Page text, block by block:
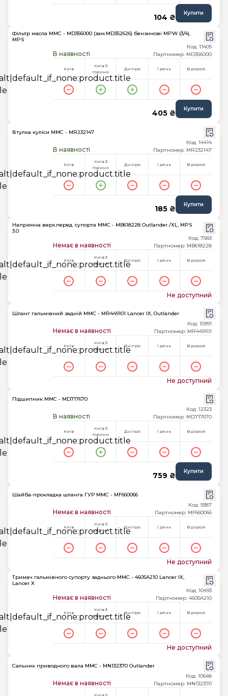
104 ₴ Купити
Фільтр масла MMC - MD356000 (зам.MD352626) бензинові MPW (3/4),
MPS
В наявності
Код: 11405
Партномер: MD356000
Київ
Київ 3
години
Дніпро 1 день В дорозі
405 ₴ Купити
Втулка куліси MMC - MR232147
В наявності
Код: 14414
Партномер: MR232147
Київ
Київ 3
години
Дніпро 1 день В дорозі
185 ₴ Купити
Напрямна верх.перед. супорта MMC - MB618228 Outlander /XL, MPS
3.0
Немає в наявності
Код: 7583
Партномер: MB618228
Київ
Київ 3
години
Дніпро 1 день В дорозі
Не доступний
Шланг гальмівний задній MMC - MR449101 Lancer IX, Outlander
Немає в наявності
Код: 10991
Партномер: MR449101
Київ
Київ 3
години
Дніпро 1 день В дорозі
Не доступний
Підшипник MMC - MD717670
В наявності
Код: 12323
Партномер: MD717670
Київ
Київ 3
години
Дніпро 1 день В дорозі
759 ₴ Купити
Шайба-прокладка шланга ГУР MMC - MF660066
Немає в наявності
Код: 9387
Партномер: MF660066
Київ
Київ 3
години
Дніпро 1 день В дорозі
Не доступний
Тримач гальмівного супорту заднього MMC - 4605A210 Lancer IX,
Lancer X
Немає в наявності
Код: 10493
Партномер: 4605A210
Київ
Київ 3
години
Дніпро 1 день В дорозі
Не доступний
Сальник приводного вала MMC - MN132370 Outlander
Немає в наявності
Код: 10648
Партномер: MN132370
Київ 3